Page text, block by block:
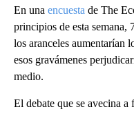
En una encuesta de The
principios de esta semana,
los aranceles aumentarían
esos gravámenes
medio.
El debate que se avecina a